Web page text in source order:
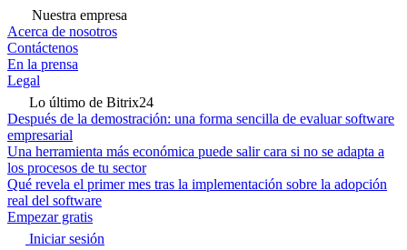
Nuestra empresa
Acerca de nosotros
Contáctenos
En la prensa
Legal
Lo último de Bitrix24
Después de la demostración: una forma sencilla de evaluar software
empresarial
Una herramienta más económica puede salir cara si no se adapta a
los procesos de tu sector
Qué revela el primer mes tras la implementación sobre la adopción
real del software
Empezar gratis
Iniciar sesión